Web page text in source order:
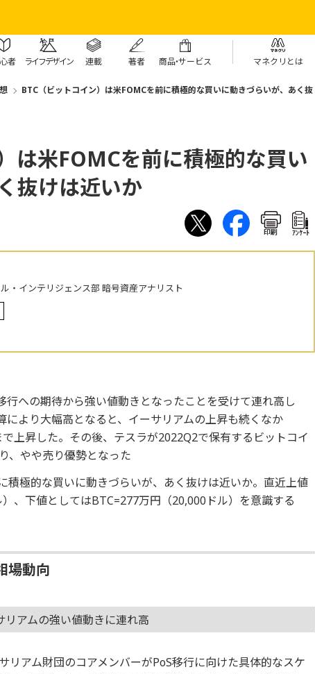
者 ライフデザイン 連載 著者 商品・サービス マネクリとは
BTC（ビットコイン）は米FOMCを前に積極的な買いに動きづらいが、あく抜
は米FOMCを前に積極的な買い
抜けは近いか
印刷 ｱﾝｹｰﾄ
・インテリジェンス部 暗号資産アナリスト
行への期待から強い値動きとなったことを受けて連れ高し
により大幅高となると、イーサリアムの上昇も続くなか
上昇した。その後、テスラが2022Q2で保有するビットコイ
、やや売り優勢となった
積極的な買いに動きづらいが、あく抜けは近いか。直近上値
、下値としてはBTC=277万円（20,000ドル）を意識する
場動向
アムの強い値動きに連れ高
リアム財団のコアメンバーがPoS移行に向けた具体的なスケ